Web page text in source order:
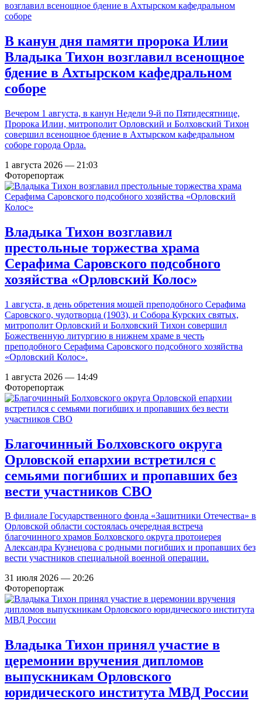
В канун дня памяти пророка Илии
Владыка Тихон возглавил всенощное
бдение в Ахтырском кафедральном
соборе
Вечером 1 августа, в канун Недели 9-й по Пятидесятнице,
Пророка Илии, митрополит Орловский и Болховский Тихон
совершил всенощное бдение в Ахтырском кафедральном
соборе города Орла.
1 августа 2026 — 21:03
Фоторепортаж
Владыка Тихон возглавил
престольные торжества храма
Серафима Саровского подсобного
хозяйства «Орловский Колос»
1 августа, в день обретения мощей преподобного Серафима
Саровского, чудотворца (1903), и Собора Курских святых,
митрополит Орловский и Болховский Тихон совершил
Божественную литургию в нижнем храме в честь
преподобного Серафима Саровского подсобного хозяйства
«Орловский Колос».
1 августа 2026 — 14:49
Фоторепортаж
Благочинный Болховского округа
Орловской епархии встретился с
семьями погибших и пропавших без
вести участников СВО
В филиале Государственного фонда «Защитники Отечества» в
Орловской области состоялась очередная встреча
благочинного храмов Болховского округа протоиерея
Александра Кузнецова с родными погибших и пропавших без
вести участников специальной военной операции.
31 июля 2026 — 20:26
Фоторепортаж
Владыка Тихон принял участие в
церемонии вручения дипломов
выпускникам Орловского
юридического института МВД России